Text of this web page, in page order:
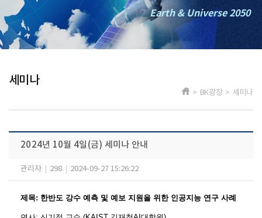
Earth & Universe 2050
세미나
> BK광장 > 세미나
2024년 10월 4일(금) 세미나 안내
관리자 298 2024-09-27 15:26:22
제목: 한반도 강수 예측 및 예보 지원을 위한 인공지능 연구 사례